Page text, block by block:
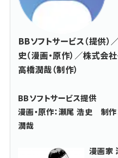
BBソフトサービス（提供）
史（漫画・原作）／株式会
高橋潤哉（制作）
BBソフトサービス提供
漫画・原作：瀬尾 浩史 制
潤哉
漫画家